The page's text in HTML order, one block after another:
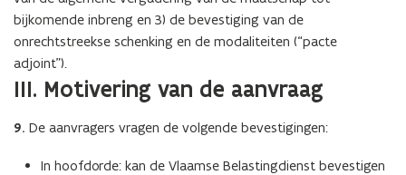
bijkomende inbreng en 3) de bevestiging van de
onrechtstreekse schenking en de modaliteiten (“pacte
adjoint”).
III. Motivering van de aanvraag
9. De aanvragers vragen de volgende bevestigingen:
In hoofdorde: kan de Vlaamse Belastingdienst bevestigen